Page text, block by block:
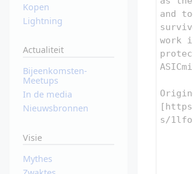
Kopen
Lightning
Actualiteit
Bijeenkomsten-
Meetups
In de media
Nieuwsbronnen
Visie
Mythes